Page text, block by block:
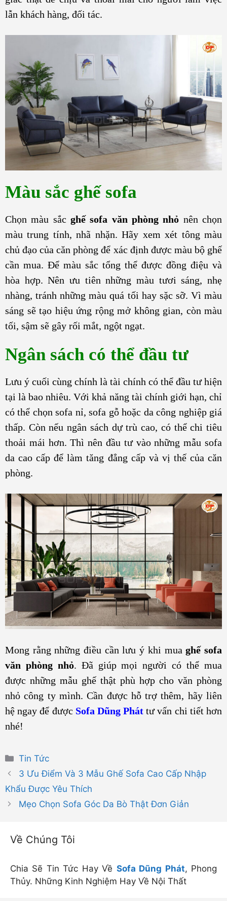
lẫn khách hàng, đối tác.
Màu sắc ghế sofa
Chọn màu sắc ghế sofa văn phòng nhỏ nên chọn
màu trung tính, nhã nhặn. Hãy xem xét tông màu
chủ đạo của căn phòng để xác định được màu bộ ghế
cần mua. Để màu sắc tổng thể được đồng điệu và
hòa hợp. Nên ưu tiên những màu tươi sáng, nhẹ
nhàng, tránh những màu quá tối hay sặc sỡ. Vì màu
sáng sẽ tạo hiệu ứng rộng mở không gian, còn màu
tối, sậm sẽ gây rối mắt, ngột ngạt.
Ngân sách có thể đầu tư
Lưu ý cuối cùng chính là tài chính có thể đầu tư hiện
tại là bao nhiêu. Với khả năng tài chính giới hạn, chỉ
có thể chọn sofa nỉ, sofa gỗ hoặc da công nghiệp giá
thấp. Còn nếu ngân sách dự trù cao, có thể chi tiêu
thoải mái hơn. Thì nên đầu tư vào những mẫu sofa
da cao cấp để làm tăng đẳng cấp và vị thế của căn
phòng.
Mong rằng những điều cần lưu ý khi muaghế sofa
văn phòng nhỏ. Đã giúp mọi người có thể mua
được những mẫu ghế thật phù hợp cho văn phòng
nhỏ công ty mình. Cần được hỗ trợ thêm, hãy liên
hệ ngay để được Sofa Dũng Phát tư vấn chi tiết hơn
nhé!
Danh
mục
Tin Tức
3 Ưu Điểm Và 3 Mẫu Ghế Sofa Cao Cấp Nhập
Khẩu Được Yêu Thích
Mẹo Chọn Sofa Góc Da Bò Thật Đơn Giản
Về Chúng Tôi
Chia Sẽ Tin Tức Hay Về Sofa Dũng Phát, Phong
Thủy. Những Kinh Nghiệm Hay Về Nội Thất